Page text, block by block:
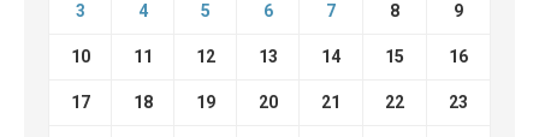
3 4 5 6 7 8 9
10 11 12 13 14 15 16
17 18 19 20 21 22 23